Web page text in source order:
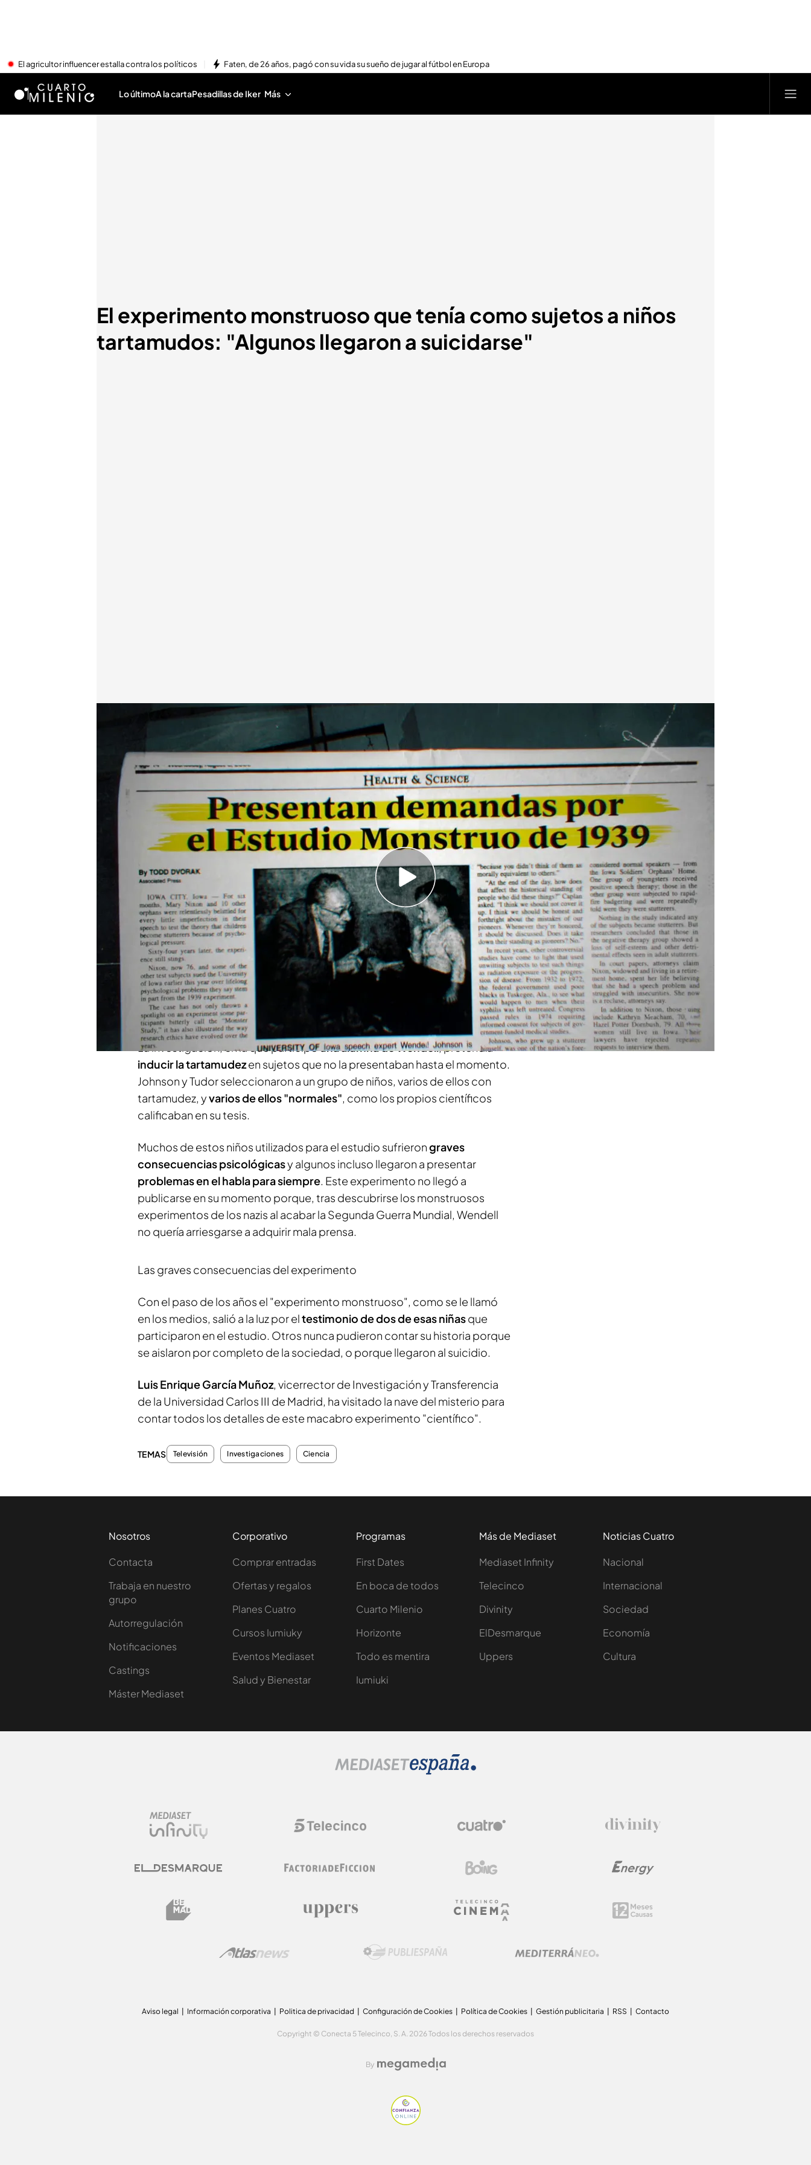
El agricultor influencer estalla contra los políticos Faten, de 26 años, pagó con su vida su sueño de jugar al fútbol en Europa
Lo últimoA la cartaPesadillas de Iker Más
El experimento monstruoso que tenía como sujetos a niños
tartamudos: "Algunos llegaron a suicidarse"
El experimento monstruoso que tenía como sujetos a niños tartamudos: "Algunos llegaron a suicidarse"
19 OCT 2025 - 23:00h.
Luis Enrique García Muñoz ha visitado la nave del misterio para contar
todos los detalles de este macabro experimento "científico".
El equipo de 'Cuarto milenio' realiza una ouija y el resultado impresiona
a Iker Jiménez: "¿Hay alguien ahí?"
Compartir
Esta semana en 'Cuarto milenio'
se ha tratado un tema cuanto menos
cuestionable. En elaño 1939 se realizó unextraño experimento ideado
por Wendell Johnsonen la Universidad de Iowa, en Estados Unidos, que
tenía comosujetos a un grupo de niños sacados de un orfanato
del
estado.
La investigación, en la que participóuna alumna de Wendell, pretendía
inducir la tartamudezen sujetos que no la presentaban hasta el momento.
Johnson y Tudor seleccionaron a un grupo de niños, varios de ellos con
tartamudez, yvarios de ellos "normales", como los propios científicos
calificaban en su tesis.
Muchos de estos niños utilizados para el estudio sufrierongraves
consecuencias psicológicasy algunos incluso llegaron a presentar
problemas en el habla para siempre. Este experimento no llegó a
publicarse en su momento porque, tras descubrirse los monstruosos
experimentos de los nazis al acabar la Segunda Guerra Mundial, Wendell
no quería arriesgarse a adquirir mala prensa.
Las graves consecuencias del experimento
Con el paso de los años el "experimento monstruoso", como se le llamó
en los medios, salió a la luz por eltestimonio de dos de esas niñasque
participaron en el estudio. Otros nunca pudieron contar su historia porque
se aislaron por completo de la sociedad, o porque llegaron al suicidio.
Luis Enrique García Muñoz, vicerrector de Investigación y Transferencia
de la Universidad Carlos III de Madrid, ha visitado la nave del misterio para
contar todos los detalles de este macabro experimento "científico".
TEMAS Televisión Investigaciones Ciencia
Nosotros
Contacta
Trabaja en nuestro
grupo
Autorregulación
Notificaciones
Castings
Máster Mediaset
Corporativo
Comprar entradas
Ofertas y regalos
Planes Cuatro
Cursos Iumiuky
Eventos Mediaset
Salud y Bienestar
Programas
First Dates
En boca de todos
Cuarto Milenio
Horizonte
Todo es mentira
Iumiuki
Más de Mediaset
Mediaset Infinity
Telecinco
Divinity
ElDesmarque
Uppers
Noticias Cuatro
Nacional
Internacional
Sociedad
Economía
Cultura
Aviso legal Información corporativa Politica de privacidad Configuración de Cookies Política de Cookies Gestión publicitaria RSS Contacto
Copyright © Conecta 5 Telecinco, S. A. 2026 Todos los derechos reservados
By